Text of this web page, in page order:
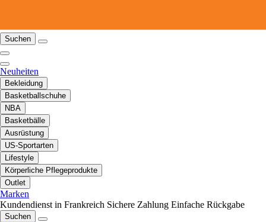
Suchen
Neuheiten
Bekleidung
Basketballschuhe
NBA
Basketbälle
Ausrüstung
US-Sportarten
Lifestyle
Körperliche Pflegeprodukte
Outlet
Marken
Kundendienst in Frankreich Sichere Zahlung Einfache Rückgabe
Suchen